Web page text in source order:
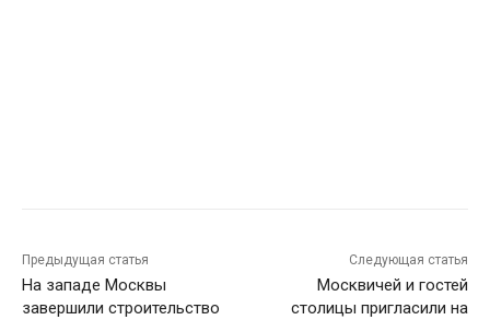
Предыдущая статья
На западе Москвы
завершили строительство
Следующая статья
Москвичей и гостей
столицы пригласили на